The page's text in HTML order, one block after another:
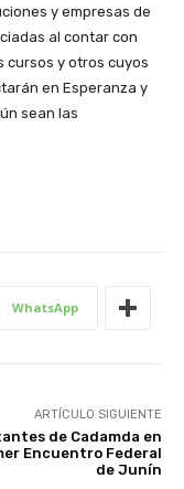
y empresas de
al contar con
cursos y otros cuyos
en Esperanza y
sean las
WhatsApp
ARTÍCULO SIGUIENTE
de Cadamda en
Encuentro Federal
de Junín